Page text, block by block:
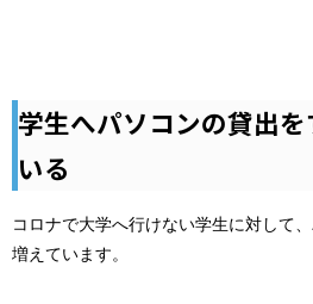
学生へパソコンの貸出
いる
コロナで大学へ行けない学生に対して
増えています。